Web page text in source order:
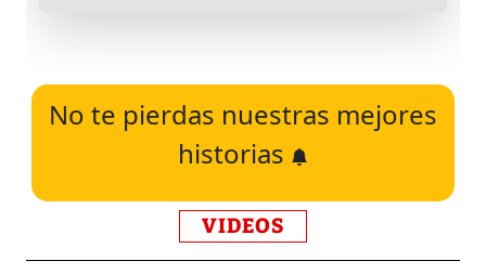
No te pierdas nuestras mejores
historias
VIDEOS